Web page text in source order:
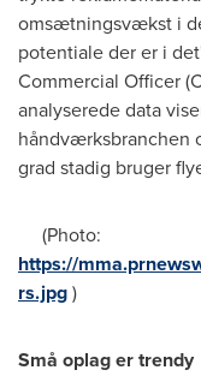
omsætningsvækst i
potentiale der er i
Commercial Officer
analyserede data
håndværksbranchen
grad stadig bruger
(Photo:
https://
rs.jpg)
Små oplag er trendy